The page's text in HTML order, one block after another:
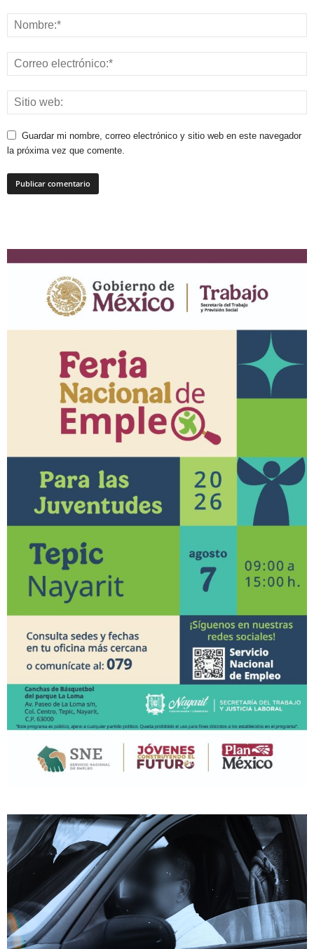
Guardar mi nombre, correo electrónico y sitio web en este navegador
la próxima vez que comente.